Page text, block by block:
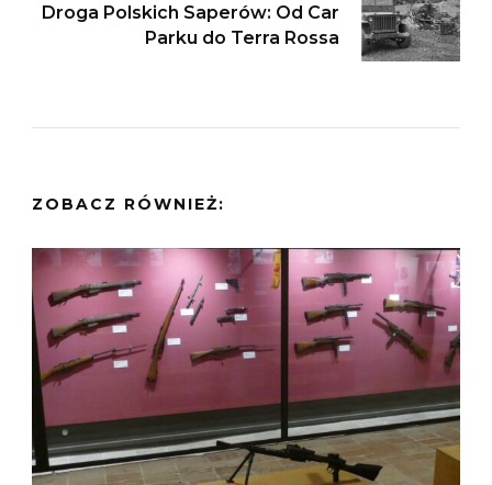
Droga Polskich Saperów: Od Car
Parku do Terra Rossa
ZOBACZ RÓWNIEŻ: